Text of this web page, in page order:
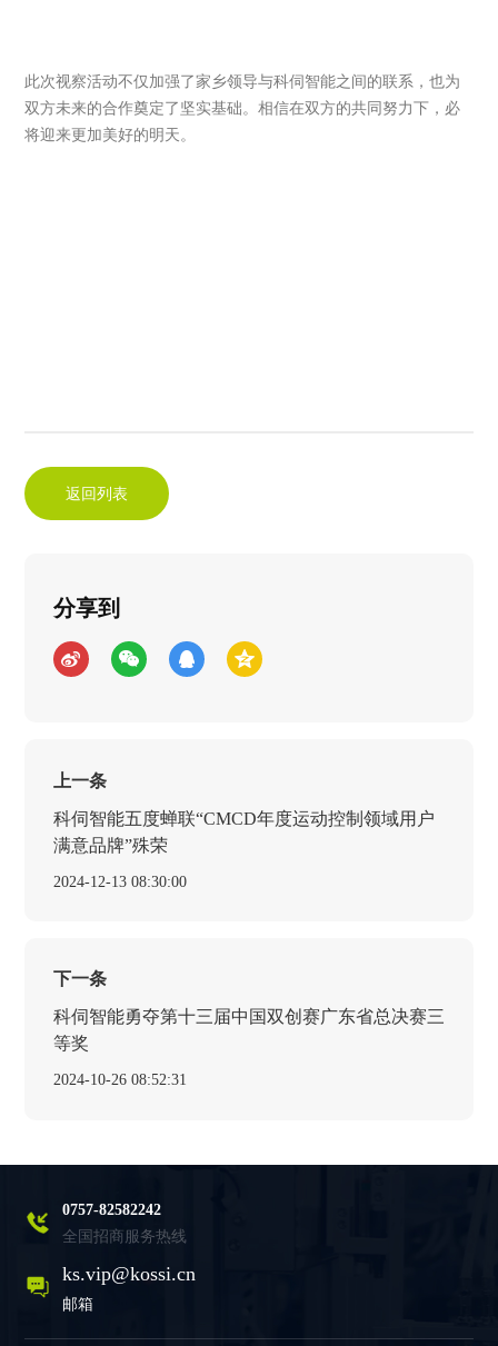
此次视察活动不仅加强了家乡领导与科伺智能之间的联系，也为
双方未来的合作奠定了坚实基础。相信在双方的共同努力下，必
将迎来更加美好的明天。
返回列表
分享到
上一条
科伺智能五度蝉联“CMCD年度运动控制领域用户
满意品牌”殊荣
2024-12-13 08:30:00
下一条
科伺智能勇夺第十三届中国双创赛广东省总决赛三
等奖
2024-10-26 08:52:31
0757-82582242
全国招商服务热线
ks.vip@kossi.cn
邮箱